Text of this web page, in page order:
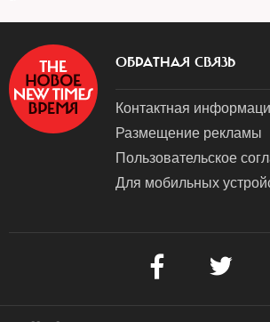
ОБРАТНАЯ СВЯЗЬ
Контактная
Размещение рекламы
Пользовательское
Для мобильных